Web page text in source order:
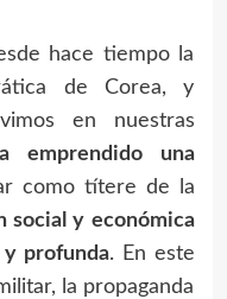
hace tiempo la
de Corea, y
en nuestras
emprendido una
como títere de la
social y económica
y profunda. En este
la propaganda